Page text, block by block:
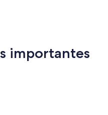
importantes